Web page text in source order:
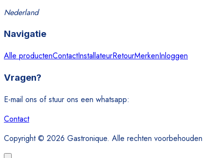
Nederland
Navigatie
Alle productenContactInstallateurRetourMerkenInloggen
Vragen?
E-mail ons of stuur ons een whatsapp:
Contact
Copyright © 2026 Gastronique. Alle rechten voorbehouden